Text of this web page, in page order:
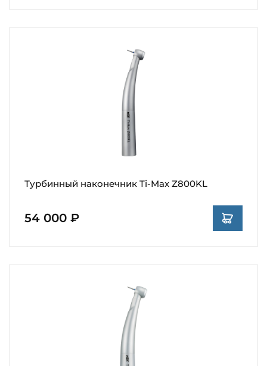
Турбинный наконечник Ti-Max Z800KL
54 000 ₽